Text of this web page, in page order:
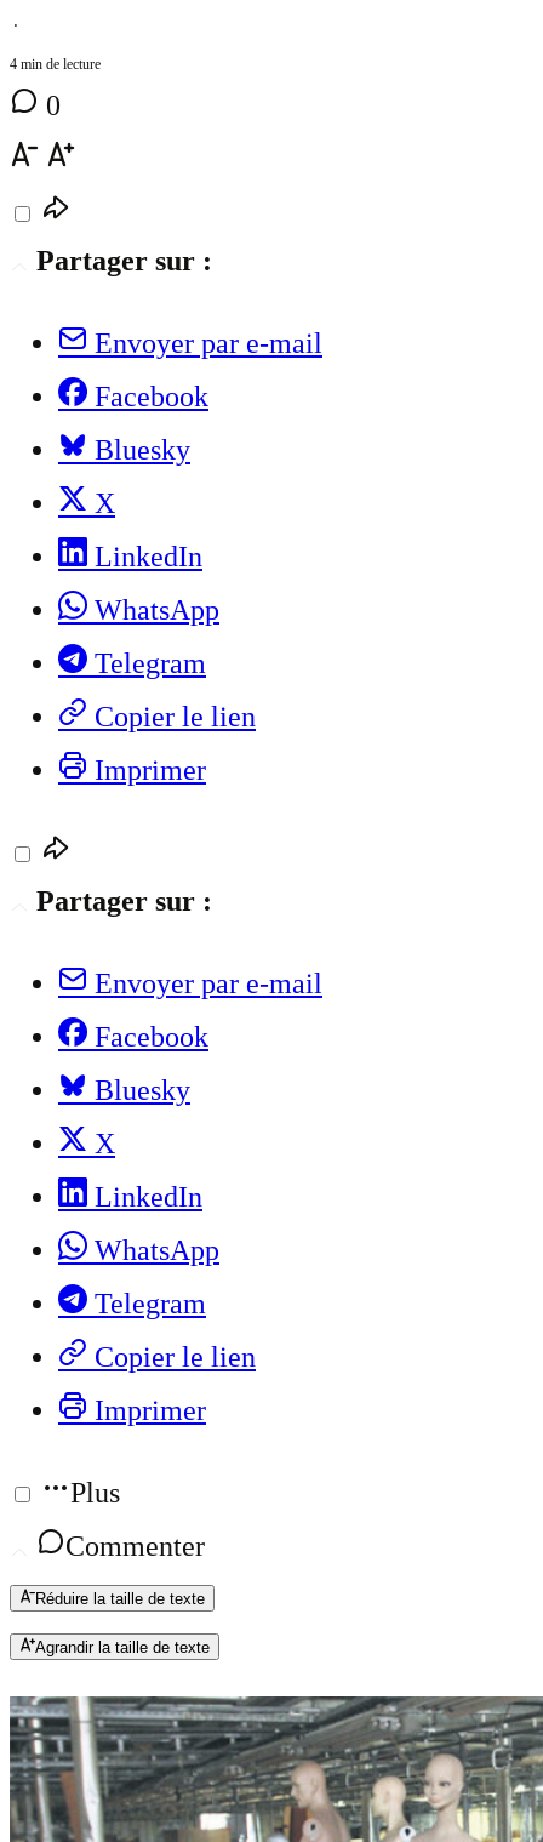
⋅
4 min de lecture
0
Partager sur :
Envoyer par e-mail
Facebook
Bluesky
X
LinkedIn
WhatsApp
Telegram
Copier le lien
Imprimer
Partager sur :
Envoyer par e-mail
Facebook
Bluesky
X
LinkedIn
WhatsApp
Telegram
Copier le lien
Imprimer
Plus
Commenter
Réduire la taille de texte
Agrandir la taille de texte